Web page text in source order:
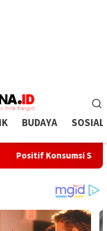
BUDAYA SOSIAL
Sabu, Oknum